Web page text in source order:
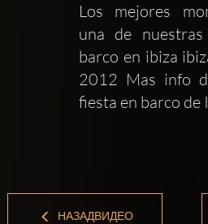
Los mejores
una de
barco en ibiza
2012 Mas info
fiesta en barco de
НАЗАДВИДЕО